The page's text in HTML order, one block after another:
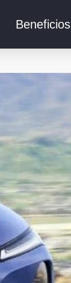
Beneficios